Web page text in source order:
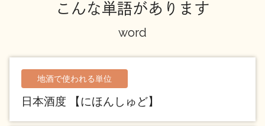
地酒川柳
こんな単語があります
word
地酒で使われる単位
日本酒度 【にほんしゅど】